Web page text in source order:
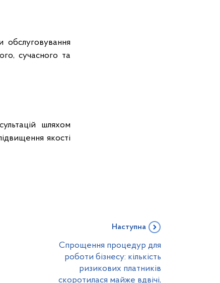
обслуговування
сучасного та
шляхом
якості
Наступна
Спрощення процедур для
роботи бізнесу: кількість
ризикових платників
скоротилася майже вдвічі,